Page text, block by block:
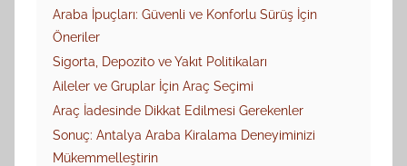
Araba İpuçları: Güvenli ve Konforlu Sürüş İçin
Öneriler
Sigorta, Depozito ve Yakıt Politikaları
Aileler ve Gruplar İçin Araç Seçimi
Araç İadesinde Dikkat Edilmesi Gerekenler
Sonuç: Antalya Araba Kiralama Deneyiminizi
Mükemmelleştirin